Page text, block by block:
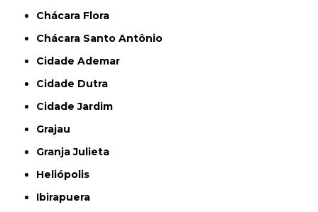
Chácara Flora
Chácara Santo Antônio
Cidade Ademar
Cidade Dutra
Cidade Jardim
Grajau
Granja Julieta
Heliópolis
Ibirapuera